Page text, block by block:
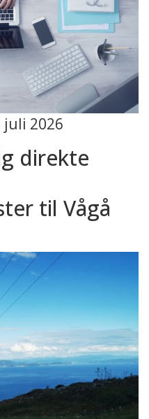
juli 2026
direkte
til Vågå